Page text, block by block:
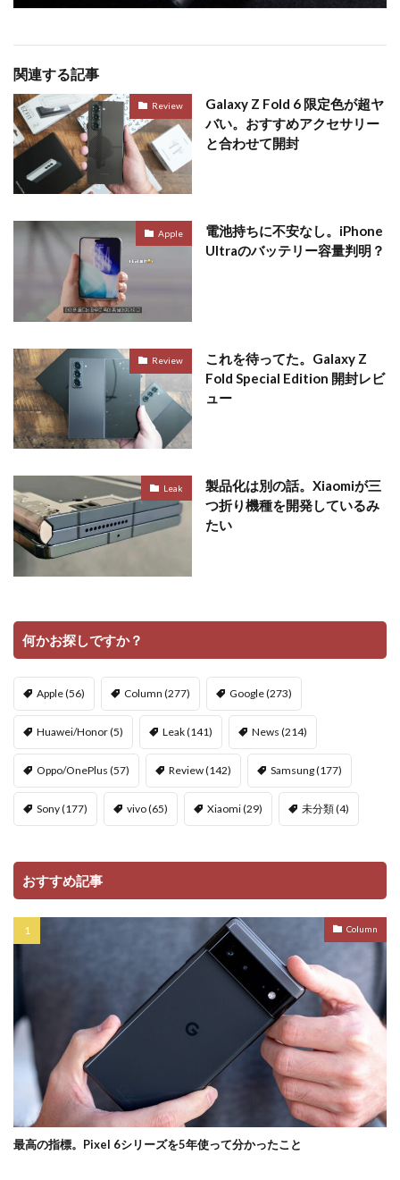
関連する記事
Review
Galaxy Z Fold 6 限定色が超ヤ
バい。おすすめアクセサリー
と合わせて開封
Apple
電池持ちに不安なし。iPhone
Ultraのバッテリー容量判明？
Review
これを待ってた。Galaxy Z
Fold Special Edition 開封レビ
ュー
Leak
製品化は別の話。Xiaomiが三
つ折り機種を開発しているみ
たい
何かお探しですか？
Apple(56) Column (277) Google(273)
Huawei/Honor(5) Leak(141) News (214)
Oppo/OnePlus (57) Review(142) Samsung(177)
Sony(177) vivo(65) Xiaomi(29) 未分類(4)
おすすめ記事
Column
最高の指標。Pixel 6シリーズを5年使って分かったこと